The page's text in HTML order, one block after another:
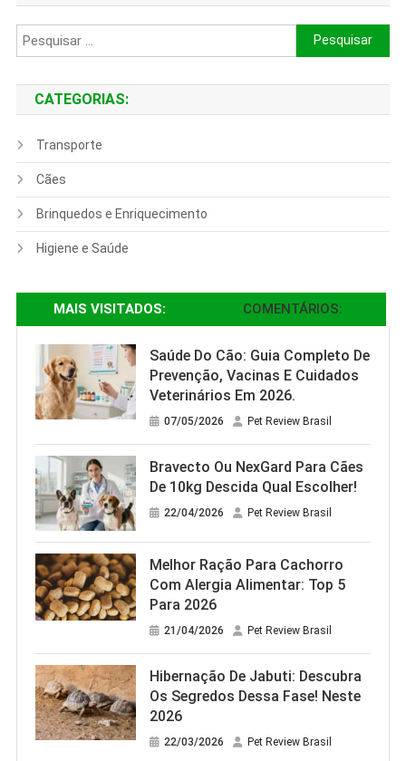
Hamster
Melhores Brinquedos Para Hamster:
Descubra Opções Incríveis!
19/03/2026
Pesquisar
por:
CATEGORIAS:
Transporte
Cães
Brinquedos e Enriquecimento
Higiene e Saúde
MAIS VISITADOS: COMENTÁRIOS:
Saúde Do Cão: Guia Completo De
Prevenção, Vacinas E Cuidados
Veterinários Em 2026.
07/05/2026 Pet Review Brasil
Bravecto Ou NexGard Para Cães
De 10kg Descida Qual Escolher!
22/04/2026 Pet Review Brasil
Melhor Ração Para Cachorro
Com Alergia Alimentar: Top 5
Para 2026
21/04/2026 Pet Review Brasil
Hibernação De Jabuti: Descubra
Os Segredos Dessa Fase! Neste
2026
22/03/2026 Pet Review Brasil